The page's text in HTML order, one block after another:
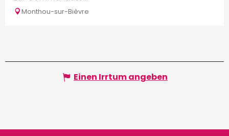
Monthou-sur-Bièvre
Einen Irrtum angeben